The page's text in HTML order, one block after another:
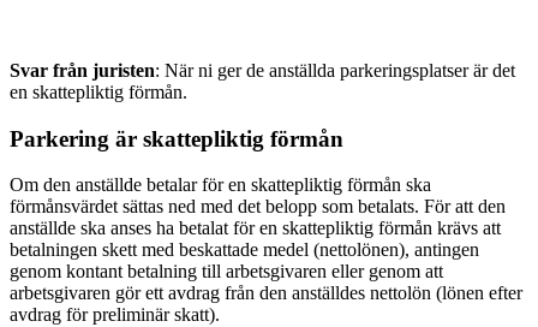
Svar från juristen: När ni ger de anställda parkeringsplatser är det
en skattepliktig förmån.
Parkering är skattepliktig förmån
Om den anställde betalar för en skattepliktig förmån ska
förmånsvärdet sättas ned med det belopp som betalats. För att den
anställde ska anses ha betalat för en skattepliktig förmån krävs att
betalningen skett med beskattade medel (nettolönen), antingen
genom kontant betalning till arbetsgivaren eller genom att
arbetsgivaren gör ett avdrag från den anställdes nettolön (lönen efter
avdrag för preliminär skatt).